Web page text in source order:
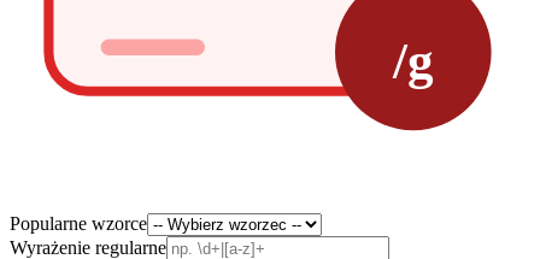
/g
Popularne wzorce
Wyrażenie regularne